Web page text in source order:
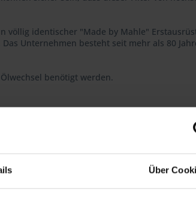
Über
identischer "Made by Mahle"
Unternehmen besteht seit mehr als 80
benötigt werden.
Erstausrüster von BMW, hergestellt wird.